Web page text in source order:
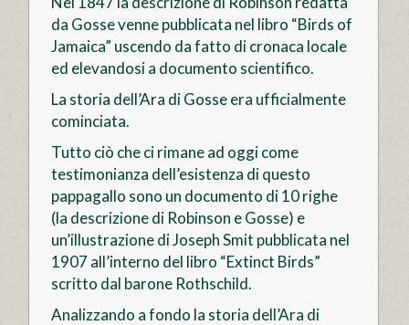
da Gosse venne pubblicata nel libro “Birds of
Jamaica” uscendo da fatto di cronaca locale
ed elevandosi a documento scientifico.
La storia dell’Ara di Gosse era ufficialmente
cominciata.
Tutto ciò che ci rimane ad oggi come
testimonianza dell’esistenza di questo
pappagallo sono un documento di 10 righe
(la descrizione di Robinson e Gosse) e
un’illustrazione di Joseph Smit pubblicata nel
1907 all’interno del libro “Extinct Birds”
scritto dal barone Rothschild.
Analizzando a fondo la storia dell’Ara di